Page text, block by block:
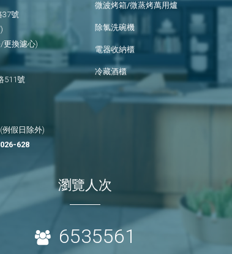
37號
換濾心)
511號
假日除外)
628
微波烤箱/微蒸烤萬用爐
除氯洗碗機
電器收納櫃
冷藏酒櫃
瀏覽人次
6535561